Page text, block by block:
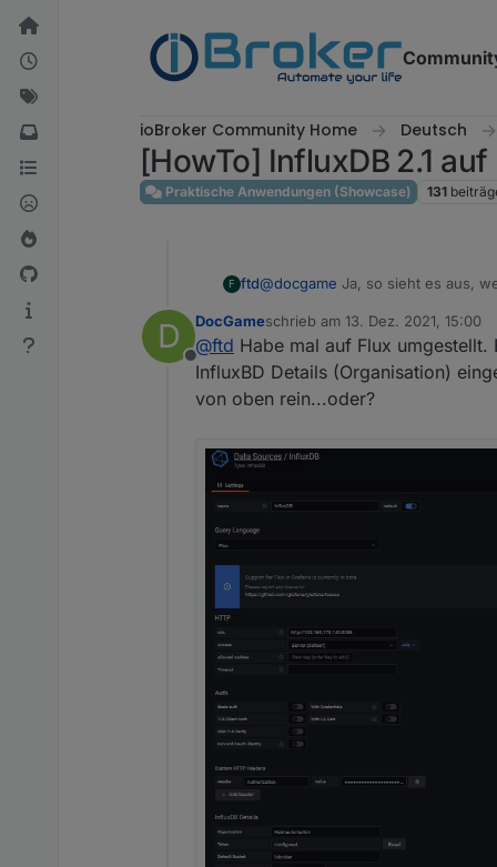
Weiter zum Inhalt
ioBroker Community Home Deutsch
[HowTo] InfluxDB 2.1
Praktische Anwendungen (Showcase) 131
F ftd@docgame Ja, so sieht es aus,
Bei dir (oder für alle anderen mit
Männchen --> About. Da steht
D
Offline
DocGameschrieb am 13. Dez. 2021, 15:00
zuletzt editiert von
@ftd Habe mal auf Flux
InfluxBD Details (Organisation)
von oben rein...oder?